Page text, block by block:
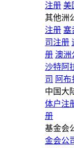
注册 美
其他洲
注册 塞
司注册
册 澳洲
沙特阿
司 阿布
中国大
体户注
册
基金会
金会公